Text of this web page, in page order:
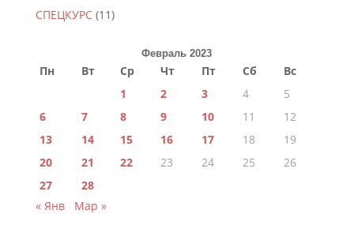
СПЕЦКУРС(11)
Февраль 2023
Пн Вт Ср Чт Пт Сб
Вс
1
2 3 4
5
6
7 8 9 10 11
12
13
14 15 16 17 18
19
20
21 22 23 24 25
26
27
28
« Янв
Мар »